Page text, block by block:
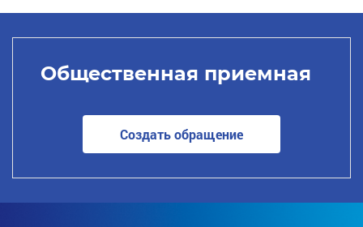
Общественная приемная
Создать обращение